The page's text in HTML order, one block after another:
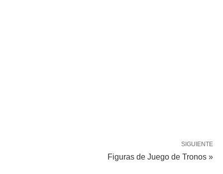
SIGUIENTE
Figuras de Juego de Tronos »